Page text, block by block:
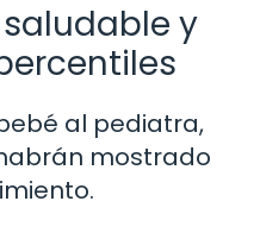
y
al pediatra,
mostrado